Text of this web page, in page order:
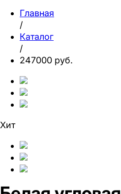
Главная
/
Каталог
/
247000 руб.
Хит